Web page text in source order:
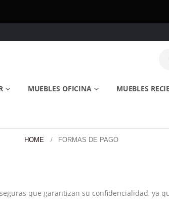
MUEBLES OFICINA MUEBLES
HOME FORMAS DE PAGO
que garantizan su confidencialidad, ya